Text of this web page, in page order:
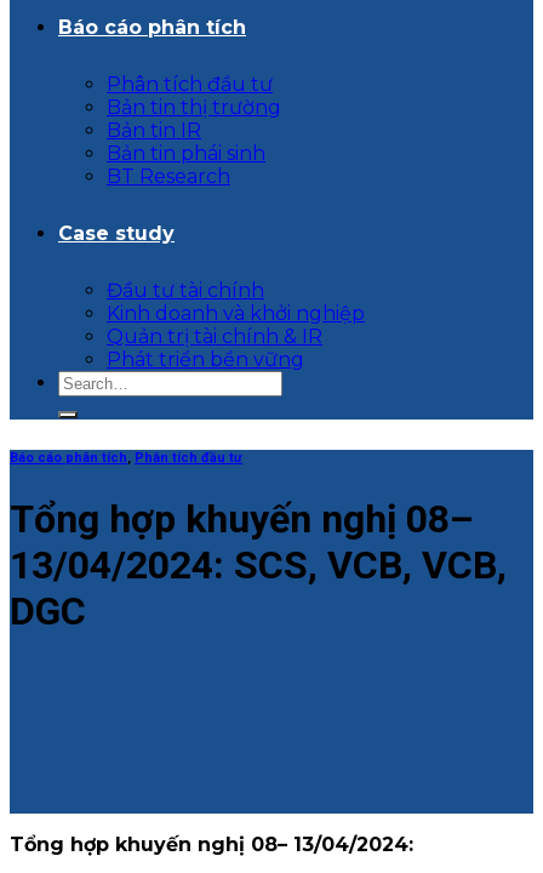
Báo cáo phân tích
Phân tích đầu tư
Bản tin thị trường
Bản tin IR
Bản tin phái sinh
BT Research
Case study
Đầu tư tài chính
Kinh doanh và khởi nghiệp
Quản trị tài chính & IR
Phát triển bền vững
Báo cáo phân tích, Phân tích đầu tư
Tổng hợp khuyến nghị 08–
13/04/2024: SCS, VCB, VCB,
DGC
Tổng hợp khuyến nghị 08– 13/04/2024: